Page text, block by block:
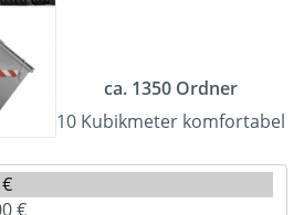
ca. 1350 Ordner
10 Kubikmeter komfortabel